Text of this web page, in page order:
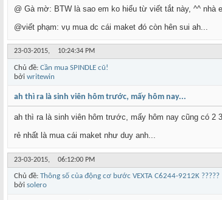
@ Gà mờ: BTW là sao em ko hiểu từ viết tắt này, ^^
@viết phạm: vụ mua dc cái maket đó còn hên sui ah...
23-03-2015, 10:24:34 PM
Chủ đề: Cần mua SPINDLE cũ!
bởi writewin
ah thì ra là sinh viên hôm trước, mấy hôm nay...
ah thì ra là sinh viên hôm trước, mấy hôm nay cũng có 2
rẻ nhất là mua cái maket như duy anh...
23-03-2015, 06:12:00 PM
Chủ đề: Thông số của động cơ bước VEXTA C6244-9212K ?????
bởi solero